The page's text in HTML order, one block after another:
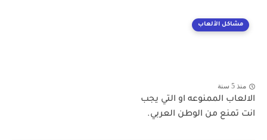
مشاكل الألعاب
منذ 5 سنة
الالعاب الممنوعه او التي يجب
انت تمنع من الوطن العربي.